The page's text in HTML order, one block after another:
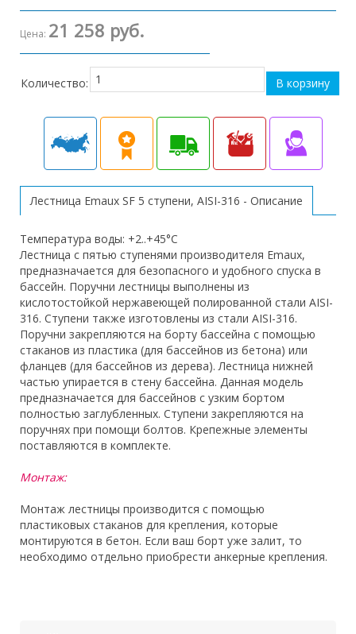
Цена: 21 258 руб.
Количество:
Лестница Emaux SF 5 ступени, AISI-316 - Описание
Температура воды: +2..+45°C
Лестница с пятью ступенями производителя Emaux,
предназначается для безопасного и удобного спуска в
бассейн. Поручни лестницы выполнены из
кислотостойкой нержавеющей полированной стали AISI-
316. Ступени также изготовлены из стали AISI-316.
Поручни закрепляются на борту бассейна с помощью
стаканов из пластика (для бассейнов из бетона) или
фланцев (для бассейнов из дерева). Лестница нижней
частью упирается в стену бассейна. Данная модель
предназначается для бассейнов с узким бортом
полностью заглубленных. Ступени закрепляются на
поручнях при помощи болтов. Крепежные элементы
поставляются в комплекте.
Монтаж:
Монтаж лестницы производится с помощью
пластиковых стаканов для крепления, которые
монтируются в бетон. Если ваш борт уже залит, то
необходимо отдельно приобрести анкерные крепления.